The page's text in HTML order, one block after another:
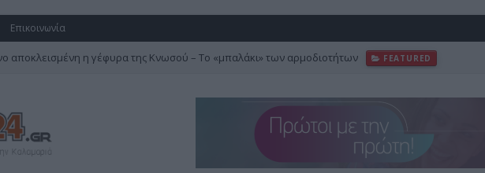
Επικοινωνία
αποκλεισμένη η γέφυρα της Κνωσού – Το «μπαλάκι» των αρμοδιοτήτων FEATURED